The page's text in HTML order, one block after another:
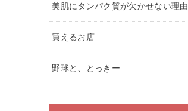
美肌にタンパク質が欠かせない理由
買えるお店
野球と、とっきー